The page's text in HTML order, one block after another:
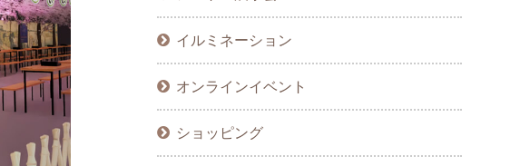
イルミネーション
オンラインイベント
ショッピング